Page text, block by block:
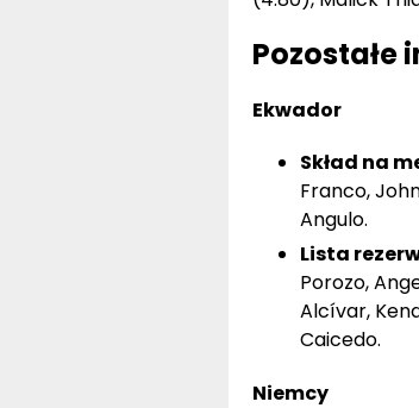
Pozostałe
Ekwador
Skład na
Franco,
Angulo.
Lista
Porozo,
Alcívar,
Caicedo.
Niemcy